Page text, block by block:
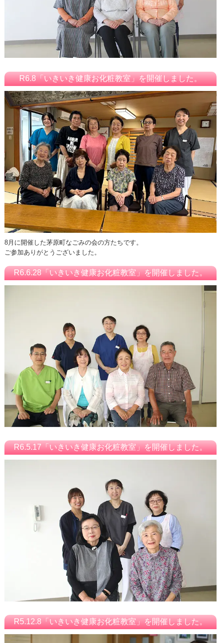
R6.8「いきいき健康お化粧教室」を開催しました。
8月に開催した茅原町なごみの会の方たちです。
ご参加ありがとうございました。
R6.6.28「いきいき健康お化粧教室」を開催しました。
R6.5.17「いきいき健康お化粧教室」を開催しました。
R5.12.8「いきいき健康お化粧教室」を開催しました。